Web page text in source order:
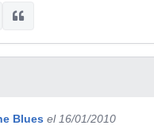
Blues el 16/01/2010